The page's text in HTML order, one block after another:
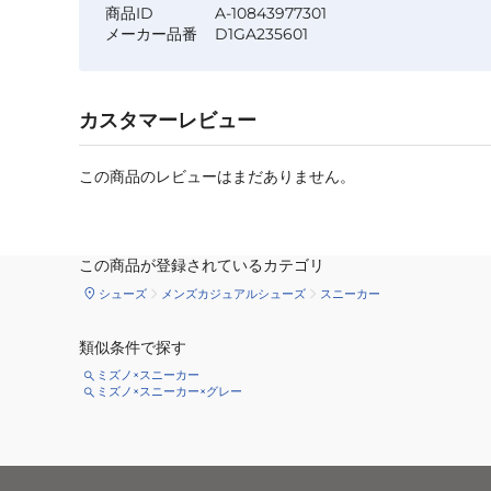
商品ID
A-10843977301
メーカー品番
D1GA235601
カスタマーレビュー
この商品のレビューはまだありません。
この商品が登録されているカテゴリ
シューズ メンズカジュアルシューズ スニーカー
類似条件で探す
ミズノ×スニーカー
ミズノ×スニーカー×グレー